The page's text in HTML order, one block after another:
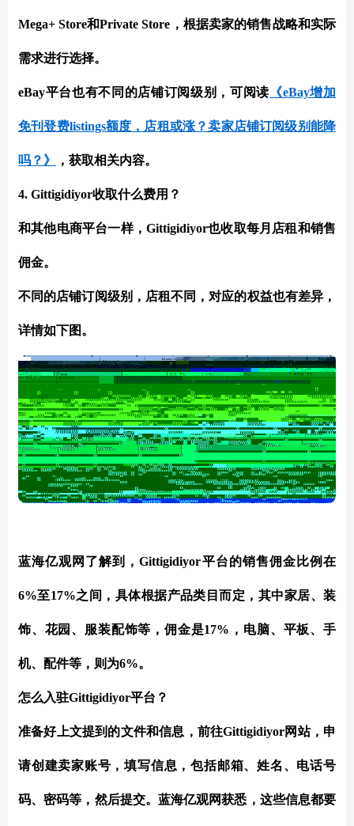
Mega+ Store和Private Store，根据卖家的销售战略和实际
需求进行选择。
eBay平台也有不同的店铺订阅级别，可阅读 《eBay增加
免刊登费listings额度，店租或涨？卖家店铺订阅级别能降
吗？》 ，获取相关内容。
4. Gittigidiyor收取什么费用？
和其他电商平台一样，Gittigidiyor也收取每月店租和销售
佣金。
不同的店铺订阅级别，店租不同，对应的权益也有差异，
详情如下图。
蓝海亿观网了解到，Gittigidiyor平台的销售佣金比例在
6%至17%之间，具体根据产品类目而定，其中家居、装
饰、花园、服装配饰等，佣金是17%，电脑、平板、手
机、配件等，则为6%。
怎么入驻Gittigidiyor平台？
准备好上文提到的文件和信息，前往Gittigidiyor网站，申
请创建卖家账号，填写信息，包括邮箱、姓名、电话号
码、密码等，然后提交。蓝海亿观网获悉，这些信息都要